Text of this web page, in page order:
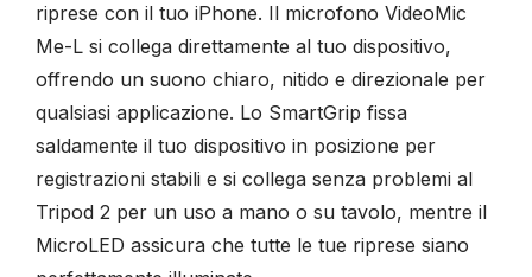
riprese con il tuo iPhone. Il microfono VideoMic
Me-L si collega direttamente al tuo dispositivo,
offrendo un suono chiaro, nitido e direzionale per
qualsiasi applicazione. Lo SmartGrip fissa
saldamente il tuo dispositivo in posizione per
registrazioni stabili e si collega senza problemi al
Tripod 2 per un uso a mano o su tavolo, mentre il
MicroLED assicura che tutte le tue riprese siano